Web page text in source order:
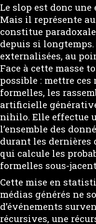
Le slop est donc
Mais il représente
constitue
depuis si longtemps.
externalisées, au
Face à cette masse
possible : mettre
formelles, les
artificielle
nihilo. Elle effectue
l’ensemble des
durant les dernières
qui calcule les
formelles sous-
Cette mise en
médias générés ne
d’événements
récursives, une